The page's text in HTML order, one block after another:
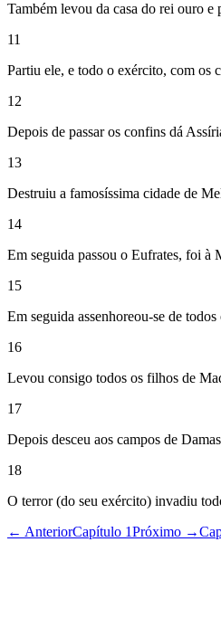
Também levou da casa do rei ouro e
11
Partiu ele, e todo o exército, com os
12
Depois de passar os confins dá
13
Destruiu a famosíssima cidade de
14
Em seguida passou o Eufrates, foi à
15
Em seguida assenhoreou-se de
16
Levou consigo todos os filhos de
17
Depois desceu aos campos de
18
O terror (do seu exército) invadiu
← AnteriorCapítulo 1Próximo →